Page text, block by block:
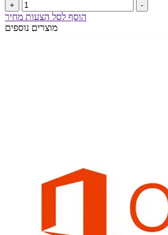
+ -
הוסף לסל הצעות מחיר
מוצרים נוספים